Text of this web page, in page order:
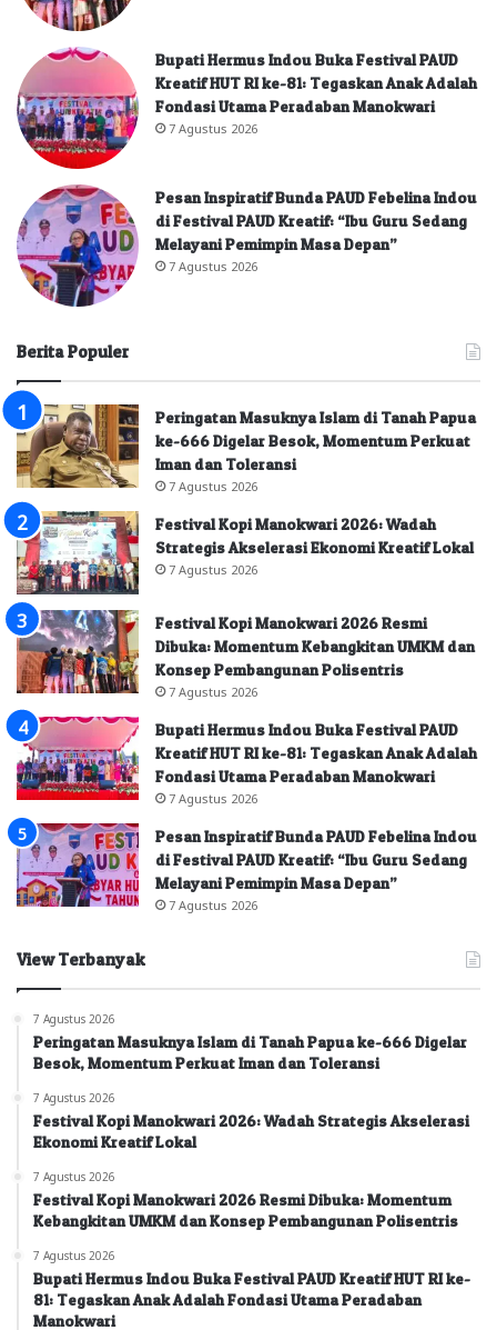
Bupati Hermus Indou Buka Festival PAUD
Kreatif HUT RI ke-81: Tegaskan Anak Adalah
Fondasi Utama Peradaban Manokwari
7 Agustus 2026
Pesan Inspiratif Bunda PAUD Febelina Indou
di Festival PAUD Kreatif: “Ibu Guru Sedang
Melayani Pemimpin Masa Depan”
7 Agustus 2026
Berita Populer
Peringatan Masuknya Islam di Tanah Papua
ke-666 Digelar Besok, Momentum Perkuat
Iman dan Toleransi
7 Agustus 2026
Festival Kopi Manokwari 2026: Wadah
Strategis Akselerasi Ekonomi Kreatif Lokal
7 Agustus 2026
Festival Kopi Manokwari 2026 Resmi
Dibuka: Momentum Kebangkitan UMKM dan
Konsep Pembangunan Polisentris
7 Agustus 2026
Bupati Hermus Indou Buka Festival PAUD
Kreatif HUT RI ke-81: Tegaskan Anak Adalah
Fondasi Utama Peradaban Manokwari
7 Agustus 2026
Pesan Inspiratif Bunda PAUD Febelina Indou
di Festival PAUD Kreatif: “Ibu Guru Sedang
Melayani Pemimpin Masa Depan”
7 Agustus 2026
View Terbanyak
7 Agustus 2026
Peringatan Masuknya Islam di Tanah Papua ke-666 Digelar
Besok, Momentum Perkuat Iman dan Toleransi
7 Agustus 2026
Festival Kopi Manokwari 2026: Wadah Strategis Akselerasi
Ekonomi Kreatif Lokal
7 Agustus 2026
Festival Kopi Manokwari 2026 Resmi Dibuka: Momentum
Kebangkitan UMKM dan Konsep Pembangunan Polisentris
7 Agustus 2026
Bupati Hermus Indou Buka Festival PAUD Kreatif HUT RI ke-
81: Tegaskan Anak Adalah Fondasi Utama Peradaban
Manokwari